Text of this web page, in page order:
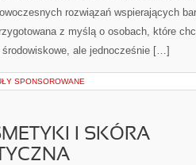
rozwiązań wspierających
z myślą o osobach, które
środowiskowe, ale jednocześnie […]
SPONSOROWANE
I SKÓRA